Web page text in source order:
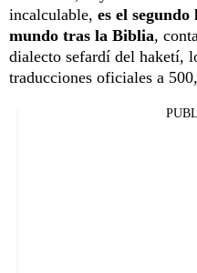
incalculable, es el
mundo tras la Biblia,
dialecto sefardí del haketí,
traducciones oficiales a